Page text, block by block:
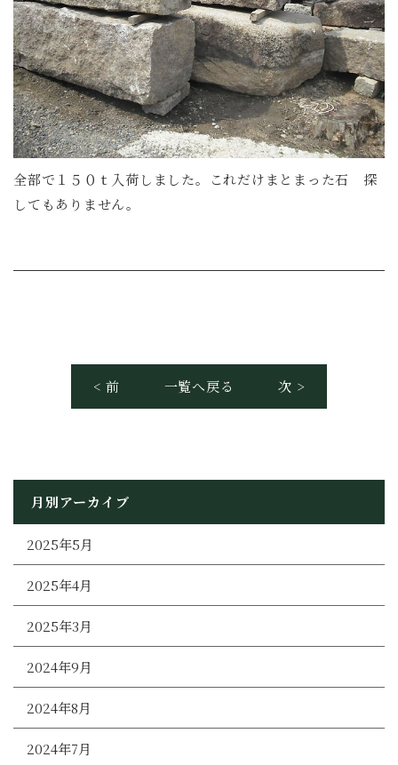
全部で１５０ｔ入荷しました。これだけまとまった石 探
してもありません。
< 前 一覧へ戻る 次 >
月別アーカイブ
2025年5月
2025年4月
2025年3月
2024年9月
2024年8月
2024年7月